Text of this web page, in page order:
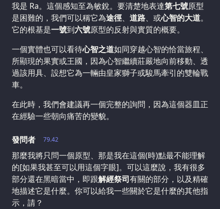
我是 Ra。這個感知至為敏銳。要清楚地表達第七號原型
是困難的，我們可以稱它為途徑、 道路、或心智的大道。
它的根基是一號到六號原型的反射與實質的概要。
一個實體也可以看待心智之道如同穿越心智的恰當旅程、
所顯現的果實或王國，因為心智繼續莊嚴地向前移動、透
過該用具、設想它為一輛由皇家獅子或駿馬牽引的雙輪戰
車。
在此時，我們會建議再一個完整的詢問，因為這個器皿正
在經驗一些朝向痛苦的變貌。
79.42
發問者
那麼我將只問一個原型、那是我在這個(時)點最不能理解
的[如果我甚至可以用這個字眼]。可以這麼說，我有很多
部分還在黑暗當中，即跟解經祭司有關的部分，以及精確
地描述它是什麼。你可以給我一些關於它是什麼的其他指
示，請？